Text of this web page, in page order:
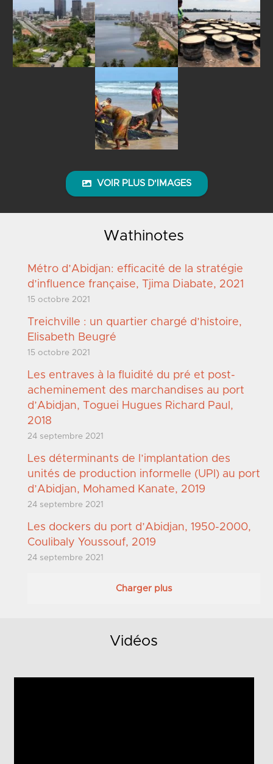
VOIR PLUS D'IMAGES
Wathinotes
Métro d’Abidjan: efficacité de la stratégie
d’influence française, Tjima Diabate, 2021
15 octobre 2021
Treichville : un quartier chargé d’histoire,
Elisabeth Beugré
15 octobre 2021
Les entraves à la fluidité du pré et post-
acheminement des marchandises au port
d’Abidjan, Toguei Hugues Richard Paul,
2018
24 septembre 2021
Les déterminants de l’implantation des
unités de production informelle (UPI) au port
d’Abidjan, Mohamed Kanate, 2019
24 septembre 2021
Les dockers du port d’Abidjan, 1950-2000,
Coulibaly Youssouf, 2019
24 septembre 2021
Charger plus
Vidéos